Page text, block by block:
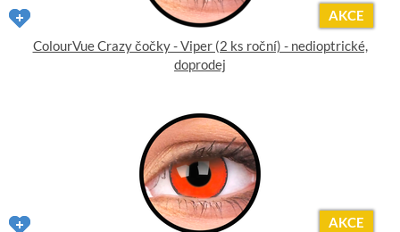
AKCE
ColourVue Crazy čočky - Viper (2 ks roční) - nedioptrické,
doprodej
AKCE